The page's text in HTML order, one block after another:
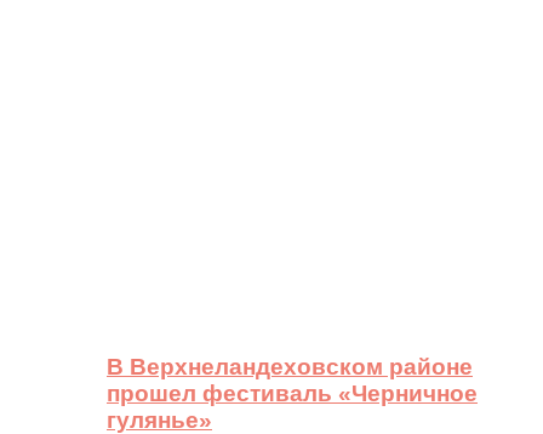
В Верхнеландеховском районе
прошел фестиваль «Черничное
гулянье»